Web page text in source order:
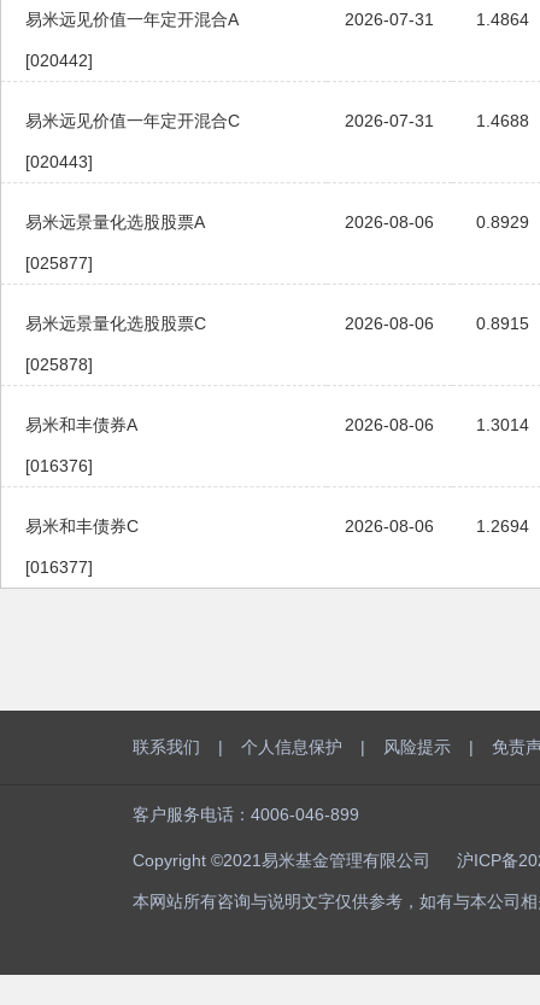
易米远见价值一年定开混合A
[020442]
2026-07-31 1.4864
易米远见价值一年定开混合C
[020443]
2026-07-31 1.4688
易米远景量化选股股票A
[025877]
2026-08-06 0.8929
易米远景量化选股股票C
[025878]
2026-08-06 0.8915
易米和丰债券A
[016376]
2026-08-06 1.3014
易米和丰债券C
[016377]
2026-08-06 1.2694
联系我们 | 个人信息保护 | 风险提示 | 免责
客户服务电话：4006-046-899
Copyright ©2021易米基金管理有限公司 沪ICP备
本网站所有咨询与说明文字仅供参考，如有与本公司